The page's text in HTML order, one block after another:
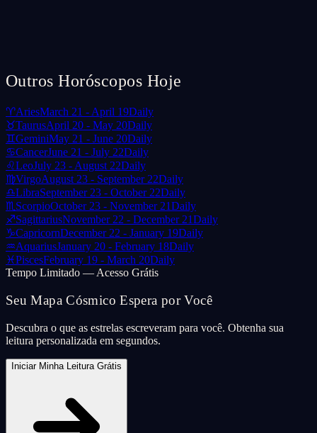
Outros Horóscopos Hoje
♈AriesMarch 21 - April 19Daily
♉TaurusApril 20 - May 20Daily
♊GeminiMay 21 - June 20Daily
♋CancerJune 21 - July 22Daily
♌LeoJuly 23 - August 22Daily
♍VirgoAugust 23 - September 22Daily
♎LibraSeptember 23 - October 22Daily
♏ ScorpioOctober 23 - November 21Daily
♐SagittariusNovember 22 - December 21Daily
♑CapricornDecember 22 - January 19Daily
♒AquariusJanuary 20 - February 18Daily
♓PiscesFebruary 19 - March 20Daily
Tempo Limitado — Acesso Grátis
Seu Mapa Cósmico Espera por Você
Descubra o que as estrelas escreveram para você. Obtenha sua
leitura personalizada em segundos.
Iniciar Minha Leitura Grátis